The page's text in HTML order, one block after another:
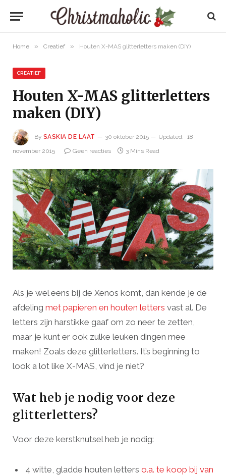
Home » Creatief » Houten X-MAS glitterletters maken (DIY)
CREATIEF
Houten X-MAS glitterletters
maken (DIY)
By SASKIA DE LAAT 30 oktober 2015 Updated: 18
november 2015
Geen reacties 3 Mins Read
Als je wel eens bij de Xenos komt, dan kende je de
afdeling met papieren en houten letters vast al. De
letters zijn harstikke gaaf om zo neer te zetten,
maar je kunt er ook zulke leuken dingen mee
maken! Zoals deze glitterletters. It’s beginning to
look a lot like X-MAS, vind je niet?
Wat heb je nodig voor deze
glitterletters?
Voor deze kerstknutsel heb je nodig:
4 witte, gladde houten letters o.a. te koop bij van